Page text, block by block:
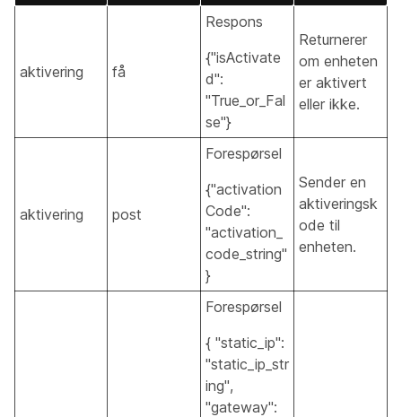
aktivering få
Respons
{"isActivate
d":
"True_or_Fal
se"}
Returnerer
om enheten
er aktivert
eller ikke.
aktivering post
Forespørsel
{"activation
Code":
"activation_
code_string"
}
Sender en
aktiveringsk
ode til
enheten.
Forespørsel
{ "static_ip":
"static_ip_str
ing",
"gateway":